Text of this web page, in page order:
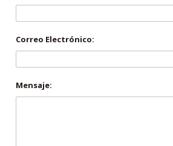
Correo Electrónico:
Mensaje: